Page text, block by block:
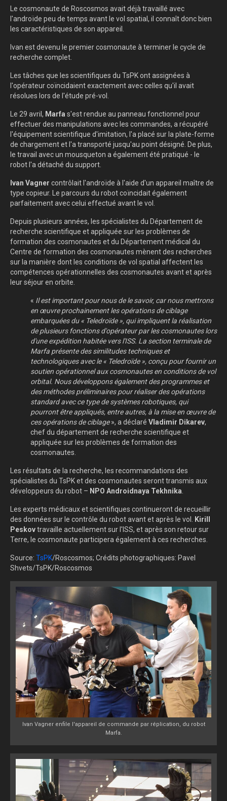
Le cosmonaute de Roscosmos avait déjà travaillé avec
l'androïde peu de temps avant le vol spatial, il connaît donc bien
les caractéristiques de son appareil.
Ivan est devenu le premier cosmonaute à terminer le cycle de
recherche complet.
Les tâches que les scientifiques du TsPK ont assignées à
l'opérateur coïncidaient exactement avec celles qu'il avait
résolues lors de l'étude pré-vol.
Le 29 avril, Marfa s'est rendue au panneau fonctionnel pour
effectuer des manipulations avec les commandes, a récupéré
l'équipement scientifique d'imitation, l'a placé sur la plate-forme
de chargement et l'a transporté jusqu'au point désigné. De plus,
le travail avec un mousqueton a également été pratiqué - le
robot l'a détaché du support.
Ivan Vagner contrôlait l'androïde à l'aide d'un appareil maître de
type copieur. Le parcours du robot coïncidait également
parfaitement avec celui effectué avant le vol.
Depuis plusieurs années, les spécialistes du Département de
recherche scientifique et appliquée sur les problèmes de
formation des cosmonautes et du Département médical du
Centre de formation des cosmonautes mènent des recherches
sur la manière dont les conditions de vol spatial affectent les
compétences opérationnelles des cosmonautes avant et après
leur séjour en orbite.
« Il est important pour nous de le savoir, car nous mettrons
en œuvre prochainement les opérations de ciblage
embarquées du « Teledroïde », qui impliquent la réalisation
de plusieurs fonctions d'opérateur par les cosmonautes lors
d'une expédition habitée vers l'ISS. La section terminale de
Marfa présente des similitudes techniques et
technologiques avec le « Teledroïde », conçu pour fournir un
soutien opérationnel aux cosmonautes en conditions de vol
orbital. Nous développons également des programmes et
des méthodes préliminaires pour réaliser des opérations
standard avec ce type de systèmes robotiques, qui
pourront être appliqués, entre autres, à la mise en œuvre de
ces opérations de ciblage», a déclaré Vladimir Dikarev,
chef du département de recherche scientifique et
appliquée sur les problèmes de formation des
cosmonautes.
Les résultats de la recherche, les recommandations des
spécialistes du TsPK et des cosmonautes seront transmis aux
développeurs du robot – NPO Androidnaya Tekhnika.
Les experts médicaux et scientifiques continueront de recueillir
des données sur le contrôle du robot avant et après le vol. Kirill
Peskovtravaille actuellement sur l'ISS, et après son retour sur
Terre, le cosmonaute participera également à ces recherches.
Source: TsPK/Roscosmos; Crédits photographiques: Pavel
Shvets/TsPK/Roscosmos
Ivan Vagner enfile l'appareil de commande par réplication, du robot
Marfa.